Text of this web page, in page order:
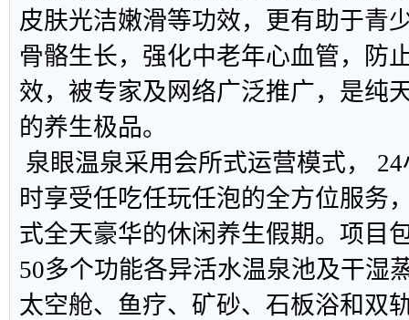
皮肤光洁嫩滑等功效，更有助于青
骨骼生长，强化中老年心血管，防
效，被专家及网络广泛推广，是纯
的养生极品。
泉眼温泉采用会所式运营模式，
时享受任吃任玩任泡的全方位服务
式全天豪华的休闲养生假期。项目
50多个功能各异活水温泉池及干湿
太空舱、鱼疗、矿砂、石板浴和双